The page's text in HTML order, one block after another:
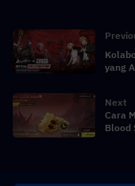
yang
Next
Cara
Blood